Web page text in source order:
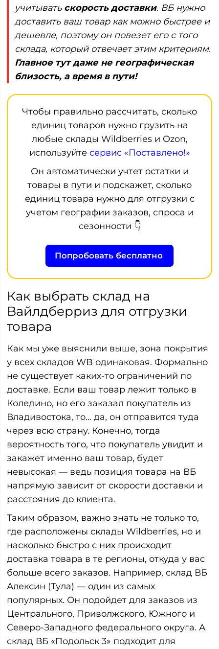
учитывать скорость доставки. ВБ нужно
доставить ваш товар как можно быстрее и
дешевле, поэтому он повезет его с того
склада, который отвечает этим критериям.
Главное тут даже не географическая
близость, а время в пути!
Чтобы правильно рассчитать, сколько
единиц товаров нужно грузить на
любые склады Wildberries и Ozon,
используйте сервис «Поставлено!»
Он автоматически учтет остатки и
товары в пути и подскажет, сколько
единиц товара нужно для отгрузки с
учетом географии заказов, спроса и
сезонности 👇
Попробовать бесплатно
Как выбрать склад на
Вайлдберриз для отгрузки
товара
Как мы уже выяснили выше, зона покрытия
у всех складов WB одинаковая. Формально
не существует каких-то ограничений по
доставке. Если ваш товар лежит только в
Коледино, но его заказал покупатель из
Владивостока, то… да, он отправится туда
через всю страну. Конечно, тогда
вероятность того, что покупатель увидит и
закажет именно ваш товар, будет
невысокая — ведь позиция товара на ВБ
напрямую зависит от скорости доставки и
расстояния до клиента.
Таким образом, важно знать не только то,
где расположены склады Wildberries, но и
насколько быстро с них происходит
доставка товара в те регионы, откуда у вас
больше всего заказов. Например, склад ВБ
Алексин (Тула) — один из самых
популярных. Он подойдет для заказов из
Центрального, Приволжского, Южного и
Северо-Западного федерального округа. А
склад ВБ «Подольск 3» подходит для